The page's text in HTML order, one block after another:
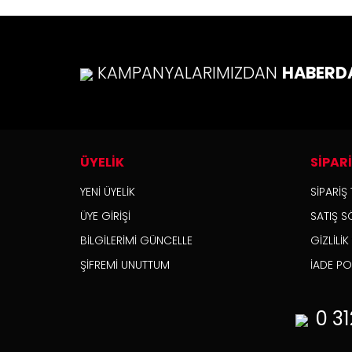
KAMPANYALARIMIZDAN
ÜYELİK
YENİ ÜYELİK
ÜYE GİRİŞİ
BİLGİLERİMİ GÜNCELLE
ŞİFREMİ UNUTTUM
SİPARİŞ
SATIŞ
İADE
0